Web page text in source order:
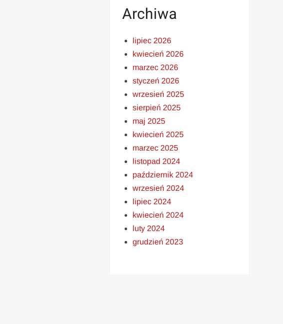
Archiwa
lipiec 2026
kwiecień 2026
marzec 2026
styczeń 2026
wrzesień 2025
sierpień 2025
maj 2025
kwiecień 2025
marzec 2025
listopad 2024
październik 2024
wrzesień 2024
lipiec 2024
kwiecień 2024
luty 2024
grudzień 2023